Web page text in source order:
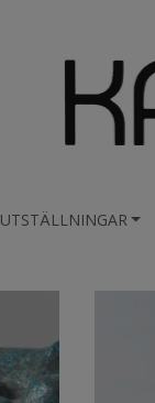
UTSTÄLLNINGAR